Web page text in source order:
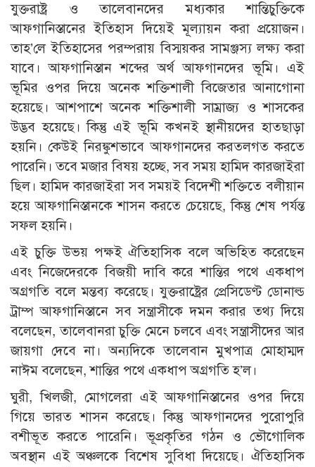
যুক্তরাষ্ট্র ও তালেবানদের মধ্যকার শান্তিচুক্তিকে
আফগানিস্তানের ইতিহাস দিয়েই মূল্যায়ন করা প্রয়োজন।
তাহ’লে ইতিহাসের পরম্পরায় বিস্ময়কর সামঞ্জস্য লক্ষ্য করা
যাবে। আফগানিস্তান শব্দের অর্থ আফগানদের ভূমি। এই
ভূমির ওপর দিয়ে অনেক শক্তিশালী বিজেতার আনাগোনা
হয়েছে। আশপাশে অনেক শক্তিশালী সাম্রাজ্য ও শাসকের
উদ্ভব হয়েছে। কিন্তু এই ভূমি কখনই স্থানীয়দের হাতছাড়া
হয়নি। কেউই নিরঙ্কুশভাবে আফগানদের করতলগত করতে
পারেনি। তবে মজার বিষয় হচ্ছে, সব সময় হামিদ কারজাইরা
ছিল। হামিদ কারজাইরা সব সময়ই বিদেশী শক্তিতে বলীয়ান
হয়ে আফগানিস্তানকে শাসন করতে চেয়েছে, কিন্তু শেষ পর্যন্ত
সফল হয়নি।
এই চুক্তি উভয় পক্ষই ঐতিহাসিক বলে অভিহিত করেছেন
এবং নিজেদেরকে বিজয়ী দাবি করে শান্তির পথে একধাপ
অগ্রগতি বলে মন্তব্য করেছে। যুক্তরাষ্ট্রের প্রেসিডেণ্ট ডোনাল্ড
ট্রাম্প আফগানিস্তানে সব সন্ত্রাসীকে দমন করার তথ্য দিয়ে
বলেছেন, তালেবানরা চুক্তি মেনে চলবে এবং সন্ত্রাসীদের আর
জায়গা দেবে না। অন্যদিকে তালেবান মুখপাত্র মোহাম্মদ
নাঈম বলেছেন, শান্তির পথে একধাপ অগ্রগতি হ’ল।
ঘুরী, খিলজী, মোগলেরা এই আফগানিস্তানের ওপর দিয়ে
গিয়ে ভারত শাসন করেছে। কিন্তু আফগানদের পুরোপুরি
বশীভূত করতে পারেনি। ভূপ্রকৃতির গঠন ও ভৌগোলিক
অবস্থান এই অঞ্চলকে বিশেষ সুবিধা দিয়েছে। ঐতিহাসিক